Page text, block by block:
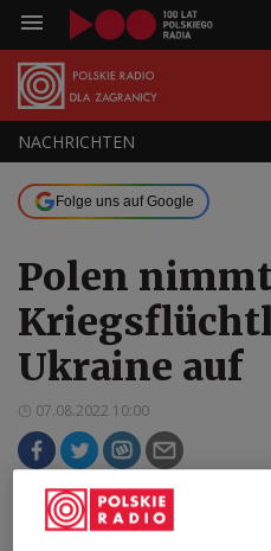
NACHRICHTEN
Folge uns auf Google
Polen
Ukraine auf
07.08.2022 10:00
Polen steht an der
die durch den